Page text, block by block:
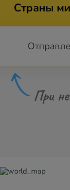
Страны
При